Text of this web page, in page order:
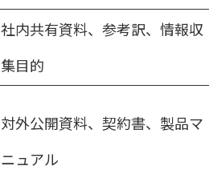
社内共有資料、参考訳、情報収
集目的
対外公開資料、契約書、製品マ
ニュアル